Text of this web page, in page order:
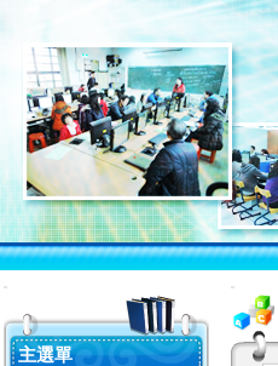
:::
主選單
:::